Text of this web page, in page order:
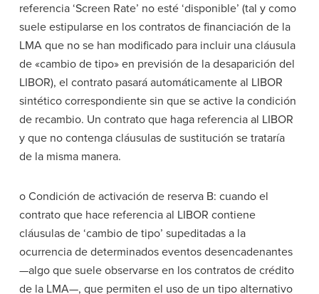
referencia ‘Screen Rate’ no esté ‘disponible’ (tal y como
suele estipularse en los contratos de financiación de la
LMA que no se han modificado para incluir una cláusula
de «cambio de tipo» en previsión de la desaparición del
LIBOR), el contrato pasará automáticamente al LIBOR
sintético correspondiente sin que se active la condición
de recambio. Un contrato que haga referencia al LIBOR
y que no contenga cláusulas de sustitución se trataría
de la misma manera.
o Condición de activación de reserva B: cuando el
contrato que hace referencia al LIBOR contiene
cláusulas de ‘cambio de tipo’ supeditadas a la
ocurrencia de determinados eventos desencadenantes
—algo que suele observarse en los contratos de crédito
de la LMA—, que permiten el uso de un tipo alternativo